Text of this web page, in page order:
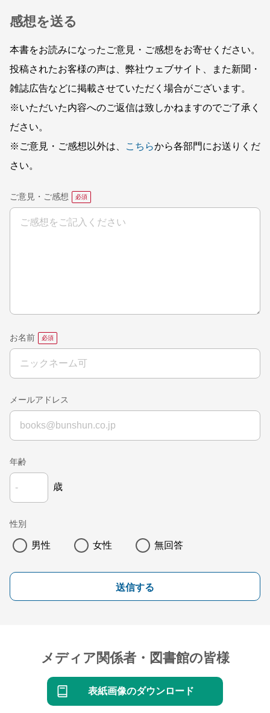
感想を送る
本書をお読みになったご意見・ご感想をお寄せください。
投稿されたお客様の声は、弊社ウェブサイト、また新聞・
雑誌広告などに掲載させていただく場合がございます。
※いただいた内容へのご返信は致しかねますのでご了承く
ださい。
※ご意見・ご感想以外は、
こちらから各部門にお送りくだ
さい。
ご意見・ご感想
お名前
メールアドレス
年齢
歳
性別
男性 女性 無回答
送信する
メディア関係者・図書館の皆様
表紙画像のダウンロード